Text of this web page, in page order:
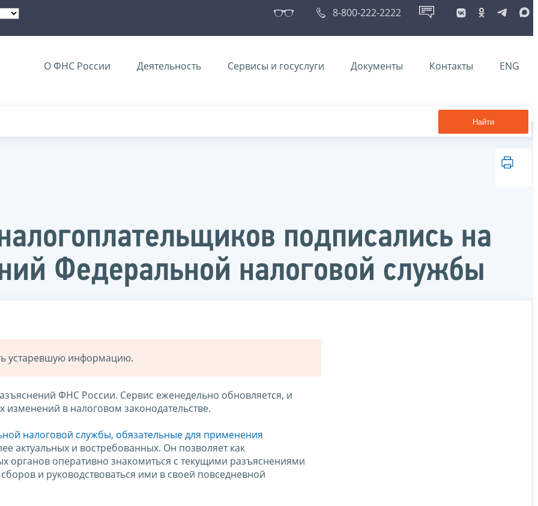
8-800-222-2222
О ФНС России Деятельность Сервисы и госуслуги Документы Контакты ENG
Найти
подписались на
Федеральной налоговой службы
устаревшую информацию.
ФНС России. Сервис еженедельно обновляется, и
изменений в налоговом законодательстве.
налоговой службы, обязательные для применения
актуальных и востребованных. Он позволяет как
органов оперативно знакомиться с текущими разъяснениями
и руководствоваться ими в своей повседневной